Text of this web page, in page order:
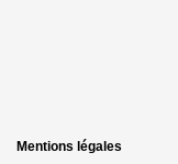
Mentions légales